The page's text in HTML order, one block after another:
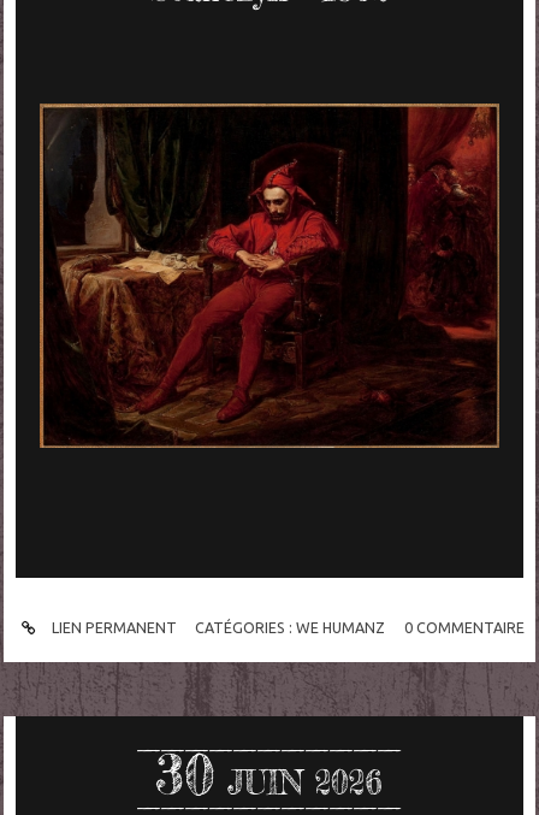
LIEN PERMANENT CATÉGORIES :WE HUMANZ 0 COMMENTAIRE
30 JUIN 2026